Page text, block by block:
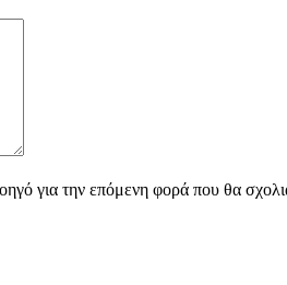
για την επόμενη φορά που θα